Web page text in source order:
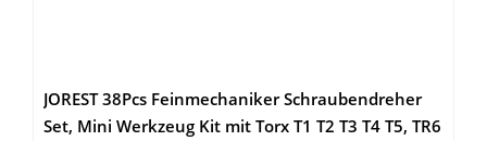
JOREST 38Pcs Feinmechaniker Schraubendreher
Set, Mini Werkzeug Kit mit Torx T1 T2 T3 T4 T5, TR6